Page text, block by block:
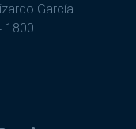
García
1800